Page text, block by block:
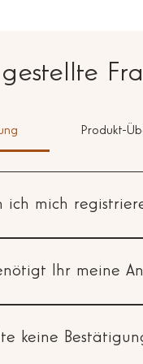
Produkt-
ich mich
Passworts, welches
nutzen – wie z.B.
Ihr meine
verwöhnen 😉...
keine